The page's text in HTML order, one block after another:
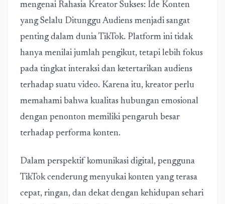
mengenai Rahasia Kreator Sukses: Ide Konten
yang Selalu Ditunggu Audiens menjadi sangat
penting dalam dunia TikTok. Platform ini tidak
hanya menilai jumlah pengikut, tetapi lebih fokus
pada tingkat interaksi dan ketertarikan audiens
terhadap suatu video. Karena itu, kreator perlu
memahami bahwa kualitas hubungan emosional
dengan penonton memiliki pengaruh besar
terhadap performa konten.
Dalam perspektif komunikasi digital, pengguna
TikTok cenderung menyukai konten yang terasa
cepat, ringan, dan dekat dengan kehidupan sehari